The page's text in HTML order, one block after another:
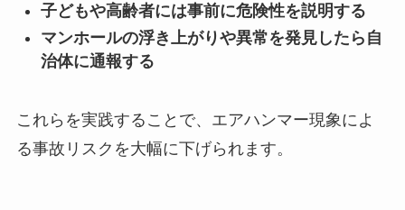
子どもや高齢者には事前に危険性を説明する
マンホールの浮き上がりや異常を発見したら自
治体に通報する
これらを実践することで、エアハンマー現象によ
る事故リスクを大幅に下げられます。